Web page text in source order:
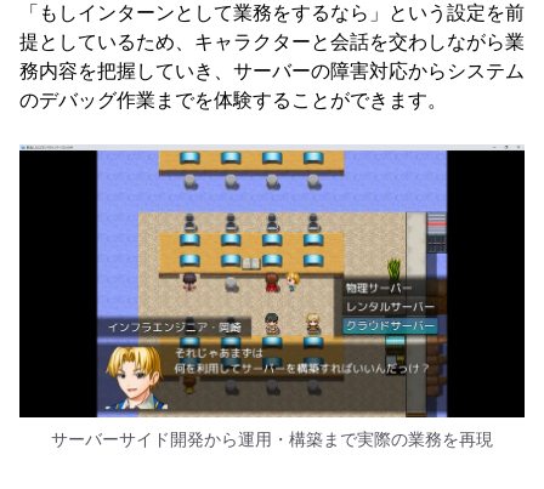
「もしインターンとして業務をするなら」という設定を前
提としているため、キャラクターと会話を交わしながら業
務内容を把握していき、サーバーの障害対応からシステム
のデバッグ作業までを体験することができます。
サーバーサイド開発から運用・構築まで実際の業務を再現